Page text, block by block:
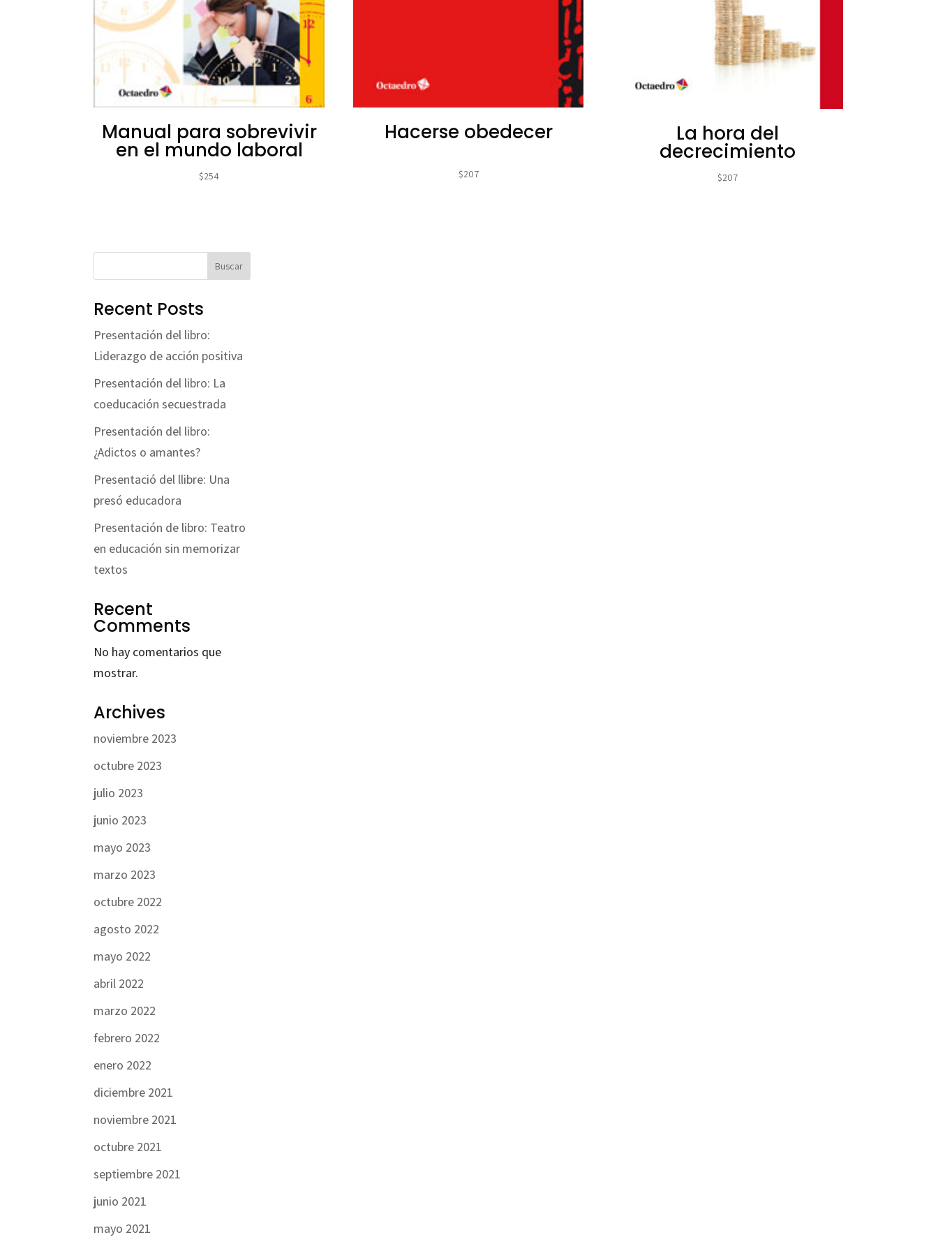
Manual para sobrevivir
en el mundo laboral
$254
Hacerse obedecer
$207
La hora del
decrecimiento
$207
Buscar
Recent Posts
Presentación del libro:
Liderazgo de acción positiva
Presentación del libro: La
coeducación secuestrada
Presentación del libro:
¿Adictos o amantes?
Presentació del llibre: Una
presó educadora
Presentación de libro: Teatro
en educación sin memorizar
textos
Recent
Comments
No hay comentarios que
mostrar.
Archives
noviembre 2023
octubre 2023
julio 2023
junio 2023
mayo 2023
marzo 2023
octubre 2022
agosto 2022
mayo 2022
abril 2022
marzo 2022
febrero 2022
enero 2022
diciembre 2021
noviembre 2021
octubre 2021
septiembre 2021
junio 2021
mayo 2021